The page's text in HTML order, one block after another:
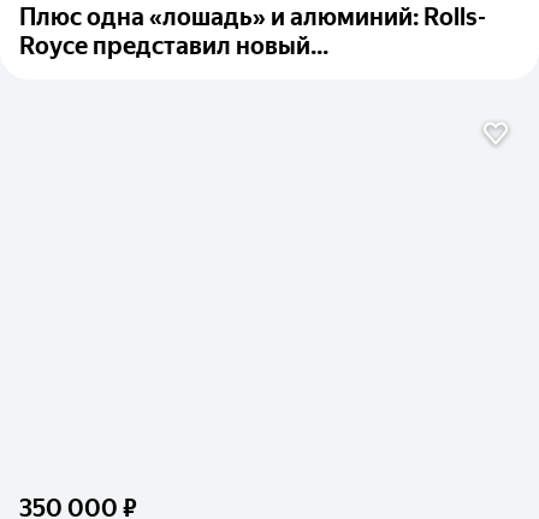
Плюс одна «лошадь» и алюминий: Rolls-
Royce представил новый...
350 000 ₽